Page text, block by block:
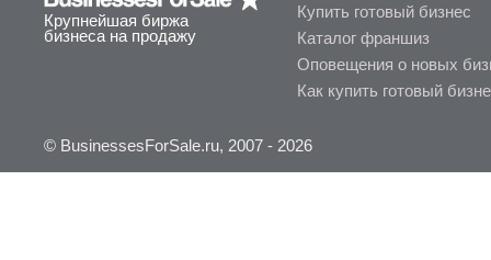
Крупнейшая биржа
бизнеса на продажу
Купить готовый бизнес
Каталог франшиз
Оповещения о новых
Как купить готовый
© BusinessesForSale.ru, 2007 - 2026